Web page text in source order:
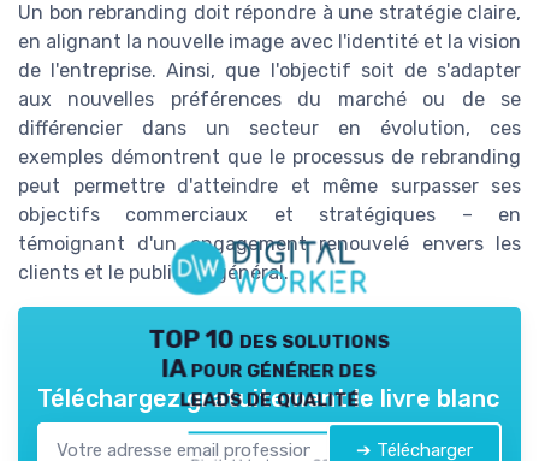
Un bon rebranding doit répondre à une stratégie claire,
en alignant la nouvelle image avec l'identité et la vision
de l'entreprise. Ainsi, que l'objectif soit de s'adapter
aux nouvelles préférences du marché ou de se
différencier dans un secteur en évolution, ces
exemples démontrent que le processus de rebranding
peut permettre d'atteindre et même surpasser ses
objectifs commerciaux et stratégiques – en
témoignant d'un engagement renouvelé envers les
clients et le public en général.
TOP 10 des solutions
IA pour générer des
leads de qualité
Téléchargez gratuitement le livre blanc
➔ Télécharger